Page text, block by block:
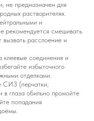
не предназначен для
растворителях.
и
рекомендуется смешивать
расслоение и
клеевые соединения и
избыточного
отделками.
СИЗ (перчатки,
глаза обильно промойте
попадания